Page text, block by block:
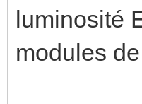
luminosité
modules